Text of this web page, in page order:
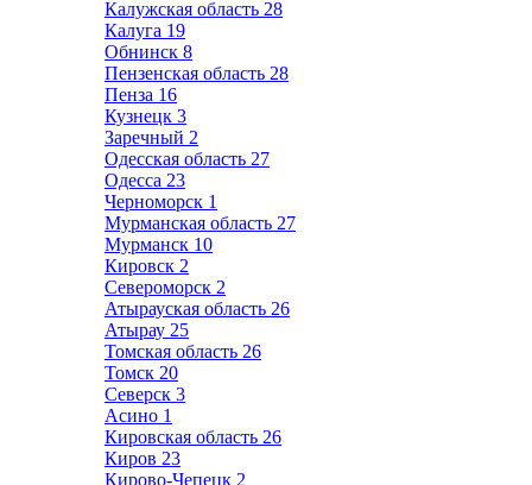
Калужская область 28
Калуга 19
Обнинск 8
Пензенская область 28
Пенза 16
Кузнецк 3
Заречный 2
Одесская область 27
Одесса 23
Черноморск 1
Мурманская область 27
Мурманск 10
Кировск 2
Североморск 2
Атырауская область 26
Атырау 25
Томская область 26
Томск 20
Северск 3
Асино 1
Кировская область 26
Киров 23
Кирово-Чепецк 2